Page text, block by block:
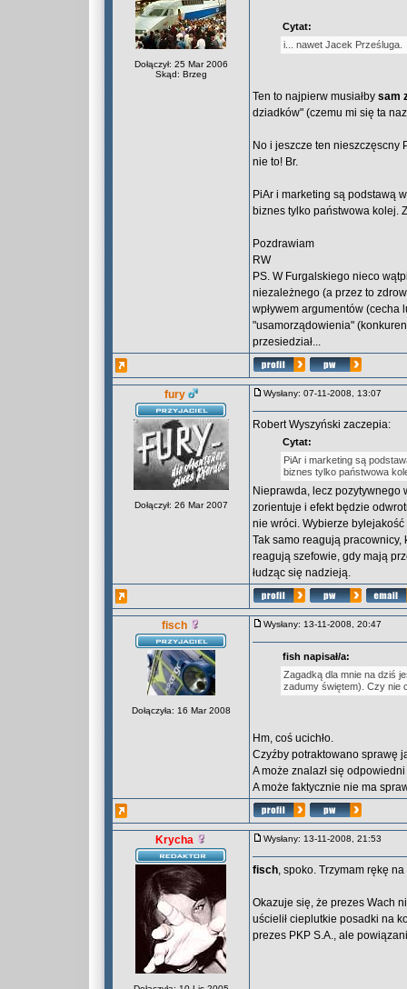
Dołączył: 25 Mar 2006
Skąd: Brzeg
Cytat:
i... nawet Jacek Prześluga.
Ten to najpierw musiałby sam
dziadków" (czemu mi się ta
No i jeszcze ten nieszczęscny
nie to! Br.
PiAr i marketing są podstawą
biznes tylko państwowa kolej.
Pozdrawiam
RW
PS. W Furgalskiego nieco
niezależnego (a przez to
wpływem argumentów (cecha
"usamorządowienia"
przesiedział...
fury
Dołączył: 26 Mar 2007
Wysłany: 07-11-2008, 13:07
Robert Wyszyński zaczepia:
Cytat:
PiAr i marketing są
biznes tylko państwowa
Nieprawda, lecz pozytywnego
zorientuje i efekt będzie
nie wróci. Wybierze bylejakość
Tak samo reagują pracownicy,
reagują szefowie, gdy mają
łudząc się nadzieją.
fisch
Dołączyła: 16 Mar 2008
Wysłany: 13-11-2008, 20:47
fish napisał/a:
Zagadką dla mnie na dziś
zadumy świętem). Czy nie
Hm, coś ucichło.
Czyźby potraktowano sprawę
A może znalazł się
A może faktycznie nie ma
Krycha Wysłany: 13-11-2008, 21:53
fisch, spoko. Trzymam rękę
Okazuje się, że prezes Wach
uścielił cieplutkie posadki na
prezes PKP S.A., ale